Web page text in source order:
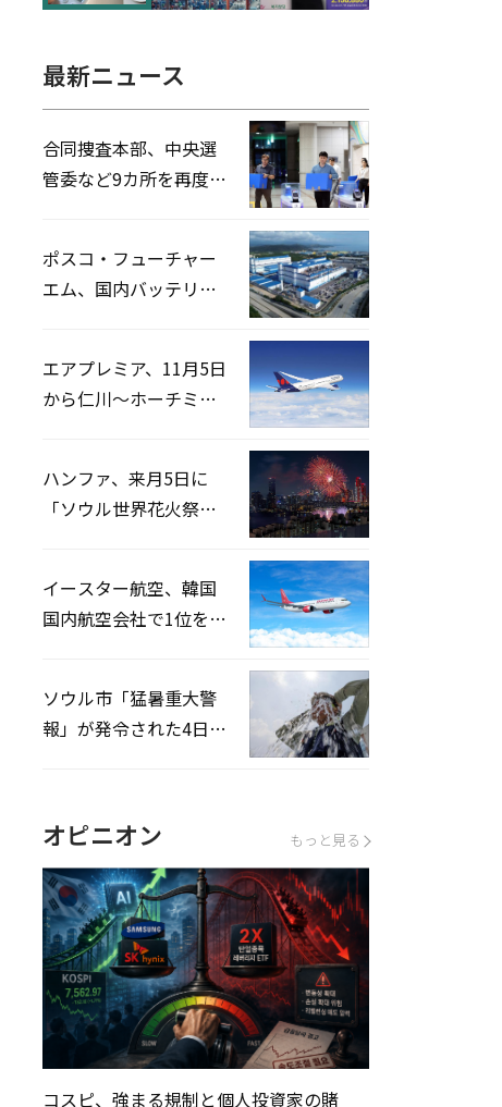
検
最新ニュース
合同捜査本部、中央選
管委など9カ所を再度家
ポスコ・フューチャー
エム、国内バッテリー
エアプレミア、11月5日
から仁川〜ホーチミン
ハンファ、来月5日に
「ソウル世界花火祭り
イースター航空、韓国
国内航空会社で1位を記
ソウル市「猛暑重大警
報」が発令された4日、
オピニオン もっと見る
コスピ、強まる規制と個人投資家の賭